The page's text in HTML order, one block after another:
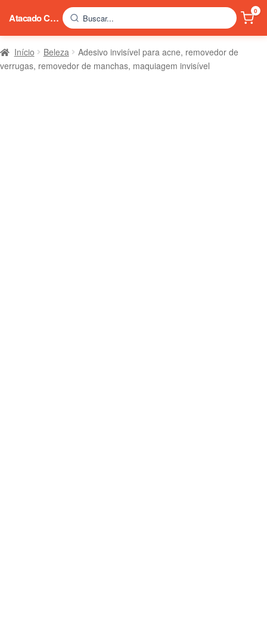
Início Beleza
Adesivo invisível para acne, removedor de
verrugas, removedor de manchas, maquiagem invisível
Atacado China Buscar...
0